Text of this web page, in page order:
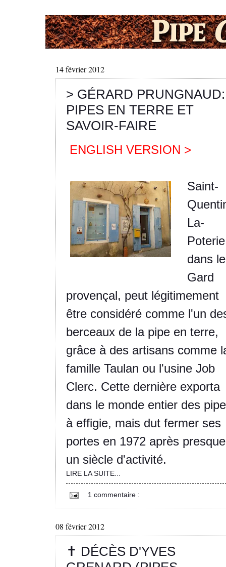
14 février 2012
> GÉRARD PRUNGNAUD:
PIPES EN TERRE ET
SAVOIR-FAIRE
ENGLISH VERSION >
Saint-
La-
dans le
Gard
provençal, peut légitimement
être considéré comme l'un
berceaux de la pipe en terre,
grâce à des artisans comme
famille Taulan ou l'usine Job
Clerc. Cette dernière exporta
dans le monde entier des
à effigie, mais dut fermer ses
portes en 1972 après presque
un siècle d'activité.
LIRE LA SUITE...
1 commentaire :
08 février 2012
✝ DÉCÈS D'YVES